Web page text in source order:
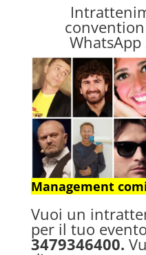
Management
Vuoi un
per il tuo
3479346400.